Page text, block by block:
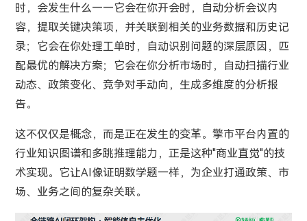
时，会发生什么——它会在你开会时，自动分析会议内
容，提取关键决策项，并关联到相关的业务数据和历史记
录；它会在你处理工单时，自动识别问题的深层原因，匹
配最优的解决方案；它会在你分析市场时，自动扫描行业
动态、政策变化、竞争对手动向，生成多维度的分析报
告。
这不仅仅是概念，而是正在发生的变革。擎市平台内置的
行业知识图谱和多跳推理能力，正是这种"商业直觉"的技
术实现。它让AI像证明数学题一样，为企业打通政策、市
场、业务之间的复杂关联。